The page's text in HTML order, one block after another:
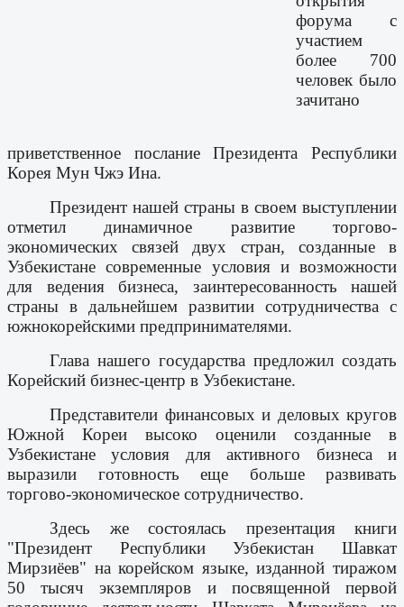
форума с
участием
более 700
человек было
зачитано
приветственное послание Президента Республики
Корея Мун Чжэ Ина.
Президент нашей страны в своем выступлении
отметил динамичное развитие торгово-
экономических связей двух стран, созданные в
Узбекистане современные условия и возможности
для ведения бизнеса, заинтересованность нашей
страны в дальнейшем развитии сотрудничества с
южнокорейскими предпринимателями.
Глава нашего государства предложил создать
Корейский бизнес-центр в Узбекистане.
Представители финансовых и деловых кругов
Южной Кореи высоко оценили созданные в
Узбекистане условия для активного бизнеса и
выразили готовность еще больше развивать
торгово-экономическое сотрудничество.
Здесь же состоялась презентация книги
"Президент Республики Узбекистан Шавкат
Мирзиёев" на корейском языке, изданной тиражом
50 тысяч экземпляров и посвященной первой